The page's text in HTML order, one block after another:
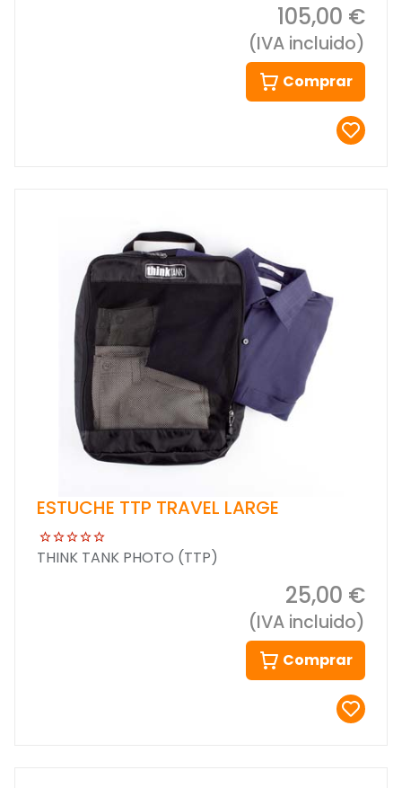
105,00 €
(IVA incluido)
Comprar
ESTUCHE TTP TRAVEL LARGE
THINK TANK PHOTO (TTP)
25,00 €
(IVA incluido)
Comprar